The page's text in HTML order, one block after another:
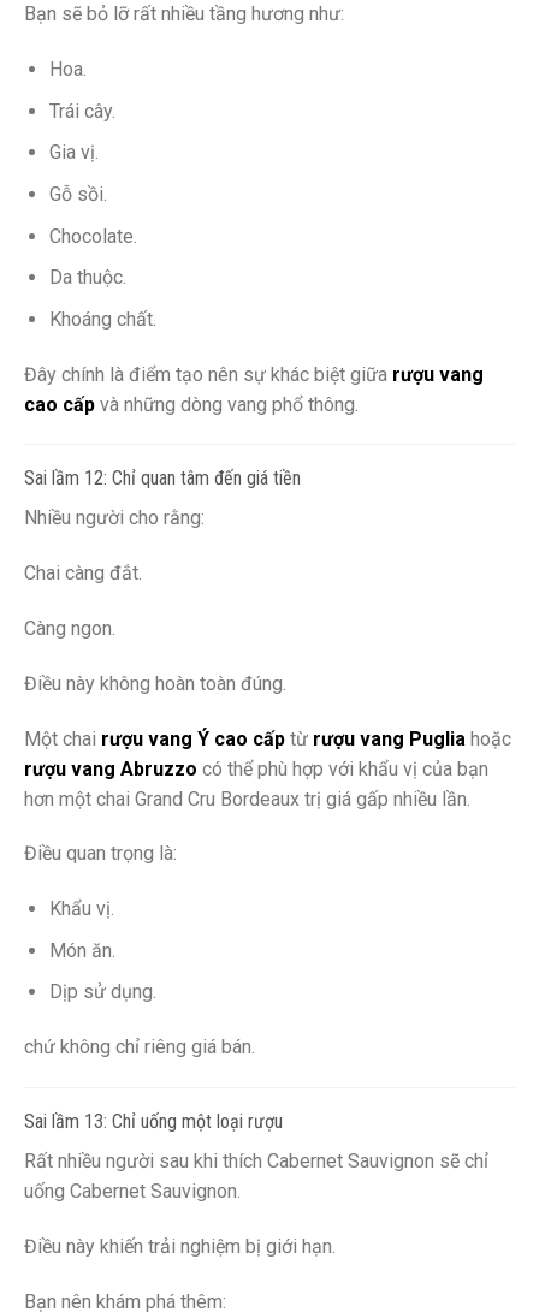
Bạn sẽ bỏ lỡ rất nhiều tầng hương như:
Hoa.
Trái cây.
Gia vị.
Gỗ sồi.
Chocolate.
Da thuộc.
Khoáng chất.
Đây chính là điểm tạo nên sự khác biệt giữa rượu vang
cao cấp và những dòng vang phổ thông.
Sai lầm 12: Chỉ quan tâm đến giá tiền
Nhiều người cho rằng:
Chai càng đắt.
Càng ngon.
Điều này không hoàn toàn đúng.
Một chai rượu vang Ý cao cấp từ rượu vang Puglia hoặc
rượu vang Abruzzo có thể phù hợp với khẩu vị của bạn
hơn một chai Grand Cru Bordeaux trị giá gấp nhiều lần.
Điều quan trọng là:
Khẩu vị.
Món ăn.
Dịp sử dụng.
chứ không chỉ riêng giá bán.
Sai lầm 13: Chỉ uống một loại rượu
Rất nhiều người sau khi thích Cabernet Sauvignon sẽ chỉ
uống Cabernet Sauvignon.
Điều này khiến trải nghiệm bị giới hạn.
Bạn nên khám phá thêm: